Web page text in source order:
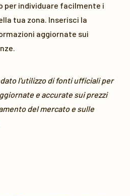
per individuare facilmente i
tua zona. Inserisci la
aggiornate sui
l'utilizzo di fonti ufficiali per
e accurate sui prezzi
del mercato e sulle